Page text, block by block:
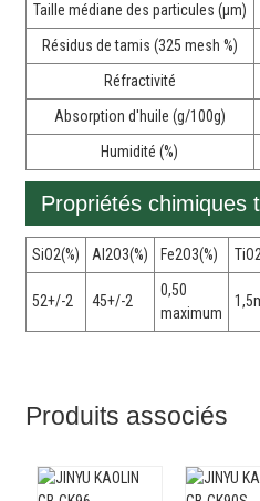
Taille médiane des particules (μm)
Résidus de tamis (325 mesh %)
Réfractivité
Absorption d'huile (g/100g)
Humidité (%)
Propriétés chimiques
SiO2(%) Al2O3(%) Fe2O3(%)
52+/-2 45+/-2
0,50
maximum
Produits associés